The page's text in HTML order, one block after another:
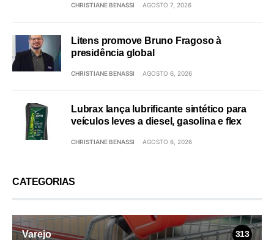
CHRISTIANE BENASSI AGOSTO 7, 2026
Litens promove Bruno Fragoso à
presidência global
CHRISTIANE BENASSI AGOSTO 6, 2026
Lubrax lança lubrificante sintético para
veículos leves a diesel, gasolina e flex
CHRISTIANE BENASSI AGOSTO 6, 2026
CATEGORIAS
Varejo 313